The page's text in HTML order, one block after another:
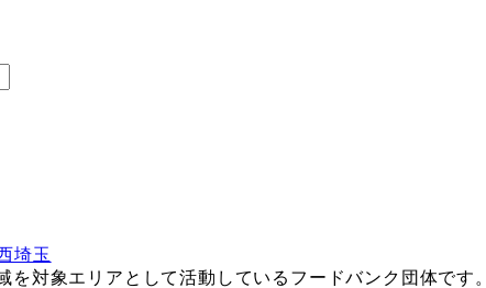
を対象エリアとして活動しているフードバンク団体です。